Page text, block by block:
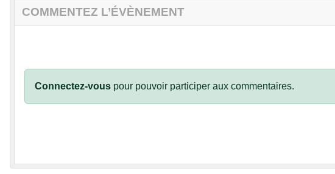
COMMENTEZ L’ÉVÈNEMENT
Connectez-vous pour pouvoir participer aux commentaires.